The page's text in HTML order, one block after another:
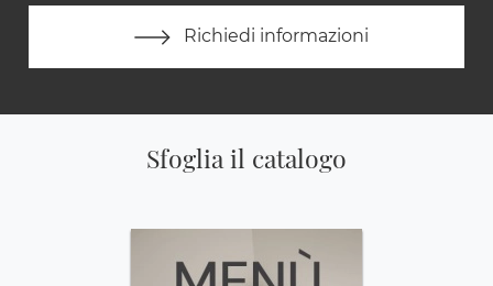
Richiedi informazioni
Sfoglia il catalogo